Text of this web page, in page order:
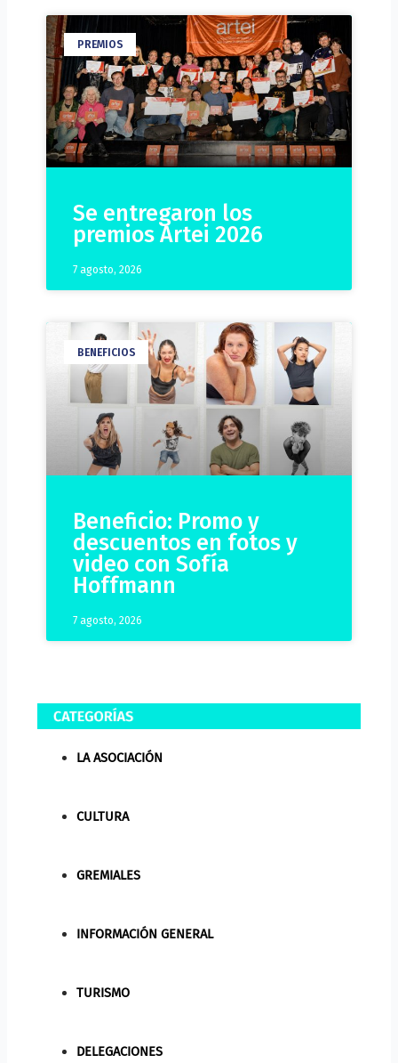
PREMIOS
Se entregaron los
premios Artei 2026
7 agosto, 2026
BENEFICIOS
Beneficio: Promo y
descuentos en fotos y
video con Sofía
Hoffmann
7 agosto, 2026
LA ASOCIACIÓN
CULTURA
GREMIALES
INFORMACIÓN GENERAL
TURISMO
DELEGACIONES